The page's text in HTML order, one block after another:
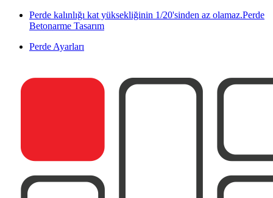
Perde kalınlığı kat yüksekliğinin 1/20'sinden az olamaz.Perde
Betonarme Tasarım
Perde Ayarları